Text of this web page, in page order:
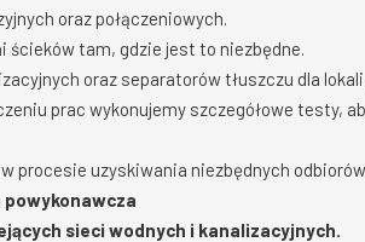
oraz połączeniowych.
ścieków tam, gdzie jest to niezbędne.
oraz separatorów tłuszczu dla
prac wykonujemy szczegółowe testy,
procesie uzyskiwania niezbędnych
sieci wodnych i kanalizacyjnych.